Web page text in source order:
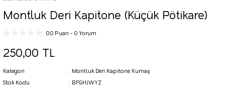
Montluk Deri Kapitone (Küçük Pötikare)
0.0 Puan - 0 Yorum
250,00 TL
Kategori
Montluk Deri Kapitone Kumaş
Stok Kodu
BFGHJWYZ